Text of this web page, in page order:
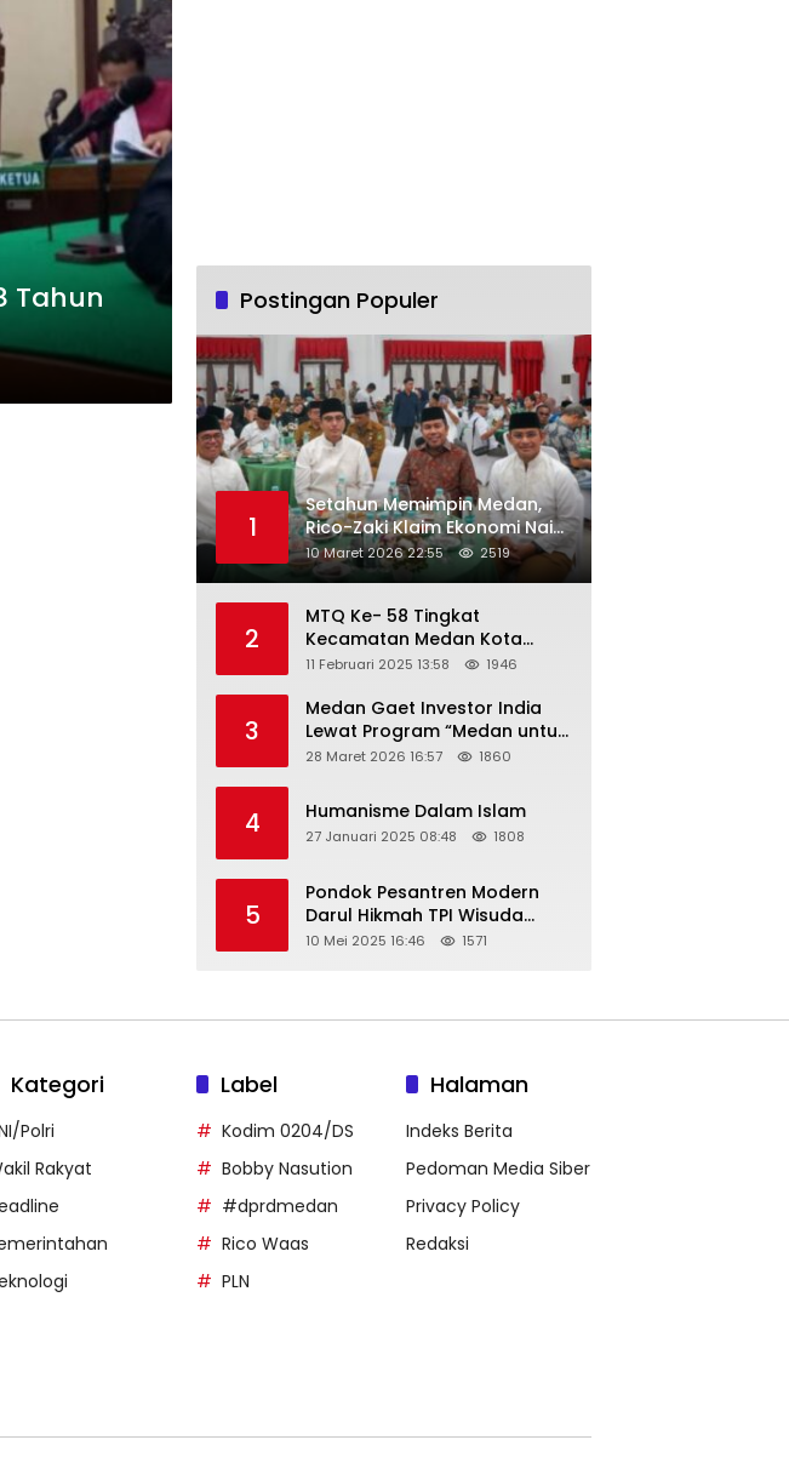
Tahun
Postingan Populer
1
Setahun Memimpin Medan,
Rico-Zaki Klaim Ekonomi Naik
dan Pengangguran Turun
10 Maret 2026 22:55 2519
2
MTQ Ke- 58 Tingkat
Kecamatan Medan Kota
Tahun 2025 Resmi Dibuka
11 Februari 2025 13:58 1946
3
Medan Gaet Investor India
Lewat Program “Medan untuk
Semua”
28 Maret 2026 16:57 1860
4 Humanisme Dalam Islam
27 Januari 2025 08:48 1808
5
Pondok Pesantren Modern
Darul Hikmah TPI Wisuda
Santri/Santriwati Angkatan
10 Mei 2025 16:46 1571
Kategori
Polri
Rakyat
Label
Kodim 0204/DS
Bobby Nasution
#dprdmedan
Rico Waas
PLN
Halaman
Indeks Berita
Pedoman Media Siber
Privacy Policy
Redaksi